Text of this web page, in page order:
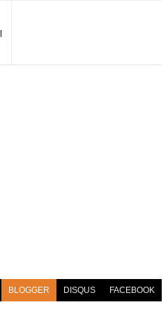
BLOGGER DISQUS FACEBOOK